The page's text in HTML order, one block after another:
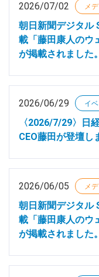
2026/07/02 メ
朝日新聞デジタル
載「藤田康人のウ
が掲載されました。
2026/06/29 イ
〈2026/7/29〉日
CEO藤田が登壇し
2026/06/05 メ
朝日新聞デジタル
載「藤田康人のウ
が掲載されました。